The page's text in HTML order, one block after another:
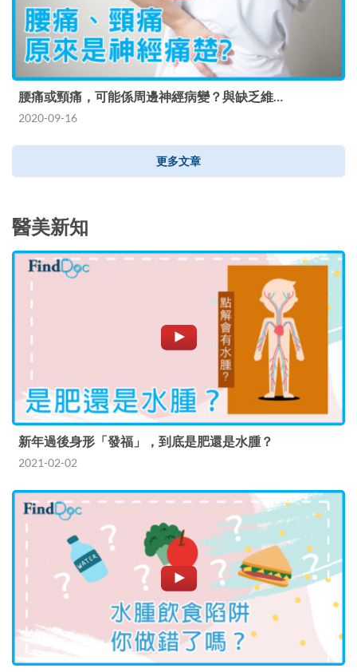
腰痛或頸痛，可能係周邊神經病變？與缺乏維…
2020-09-16
更多文章
醫美新知
新年過後身形「發福」，到底是肥還是水腫？
2021-02-02